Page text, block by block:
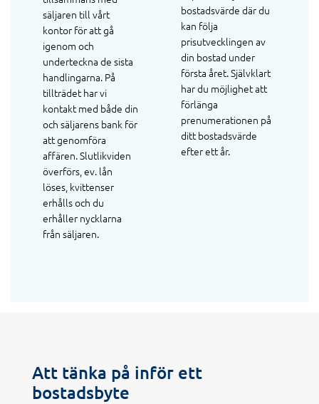
säljaren till vårt
kontor för att gå
igenom och
underteckna de sista
handlingarna. På
tillträdet har vi
kontakt med både din
och säljarens bank för
att genomföra
affären. Slutlikviden
överförs, ev. lån
löses, kvittenser
erhålls och du
erhåller nycklarna
från säljaren.
bostadsvärde där du
kan följa
prisutvecklingen av
din bostad under
första året. Självklart
har du möjlighet att
förlänga
prenumerationen på
ditt bostadsvärde
efter ett år.
Att tänka på inför ett
bostadsbyte